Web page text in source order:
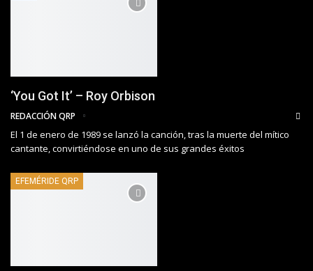
‘You Got It’ – Roy Orbison
REDACCIÓN QRP
El 1 de enero de 1989 se lanzó la canción, tras la muerte del mítico
cantante, convirtiéndose en uno de sus grandes éxitos
EFEMÉRIDE QRP